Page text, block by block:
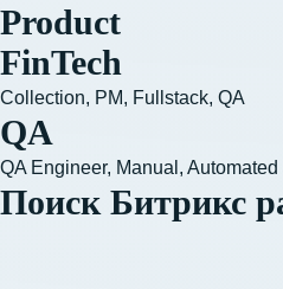
Product
FinTech
Collection, PM, Fullstack, QA
QA
QA Engineer, Manual,
Поиск Битрикс